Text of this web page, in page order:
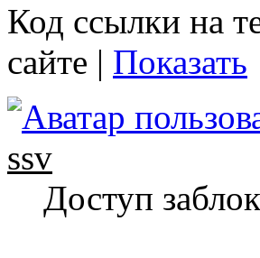
Код ссылки на
сайте | Показать
ssv
Доступ